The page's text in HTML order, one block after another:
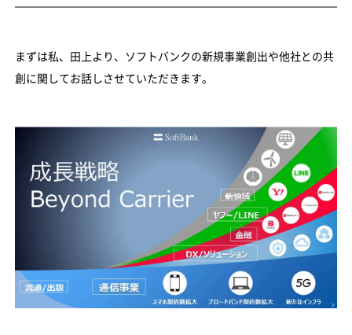
まずは私、田上より、ソフトバンクの新規事業創出や他社との共
創に関してお話しさせていただきます。